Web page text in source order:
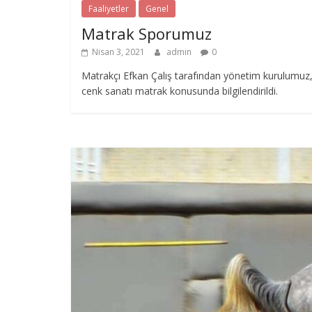
Faaliyetler Genel
Matrak Sporumuz
Nisan 3, 2021 admin 0
Matrakçı Efkan Çalış tarafından yönetim kurulumuz,
cenk sanatı matrak konusunda bilgilendirildi.